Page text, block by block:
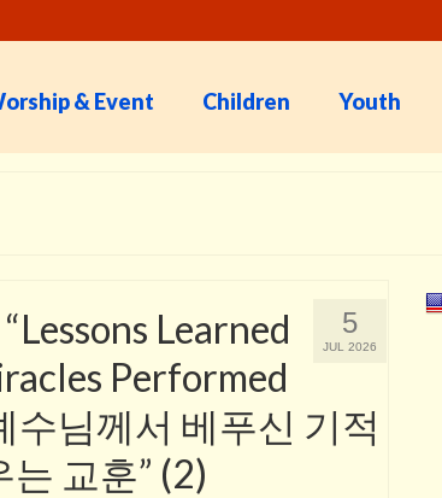
& Event Children Youth
5
JUL 2026
Learned
Performed
수님께서 베푸신 기적
교훈” (2)